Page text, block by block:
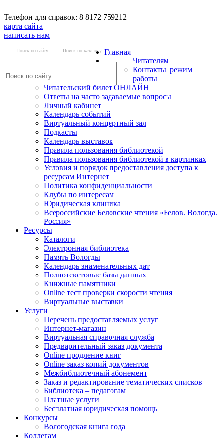
Телефон для справок: 8 8172 759212
карта сайта
написать нам
Поиск по сайту Поиск по каталогу Главная
Читателям
Контакты, режим
работы
Читательский билет ОНЛАЙН
Ответы на часто задаваемые вопросы
Личный кабинет
Календарь событий
Виртуальный концертный зал
Подкасты
Календарь выставок
Правила пользования библиотекой
Правила пользования библиотекой в картинках
Условия и порядок предоставления доступа к
ресурсам Интернет
Политика конфиденциальности
Клубы по интересам
Юридическая клиника
Всероссийские Беловские чтения «Белов. Вологда.
Россия»
Ресурсы
Каталоги
Электронная библиотека
Память Вологды
Календарь знаменательных дат
Полнотекстовые базы данных
Книжные памятники
Online тест проверки скорости чтения
Виртуальные выставки
Услуги
Перечень предоставляемых услуг
Интернет-магазин
Виртуальная справочная служба
Предварительный заказ документа
Online продление книг
Online заказ копий документов
Межбиблиотечный абонемент
Заказ и редактирование тематических списков
Библиотека – педагогам
Платные услуги
Бесплатная юридическая помощь
Конкурсы
Вологодская книга года
Коллегам